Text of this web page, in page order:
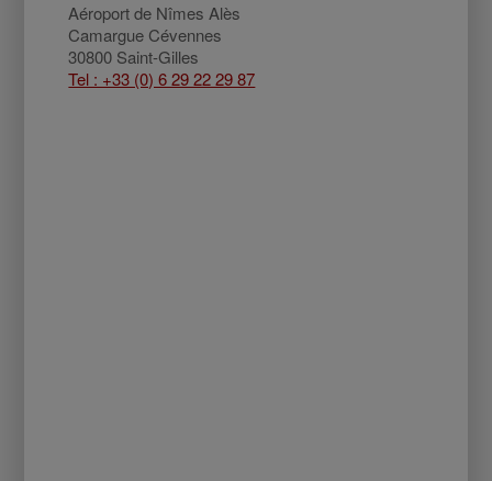
Aéroport de Nîmes Alès
Camargue Cévennes
30800 Saint-Gilles
Tel : +33 (0) 6 29 22 29 87